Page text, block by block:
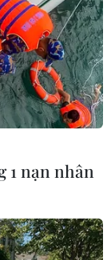
1 nạn nhân